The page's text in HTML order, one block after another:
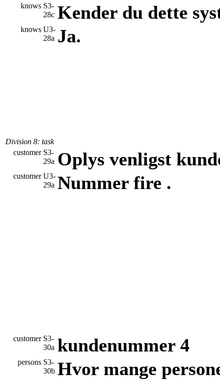
knows S3-
28c Kender du dette
knows U3-
28a Ja.
Division 8: task
customer S3-
29a Oplys venligst
customer U3-
29a Nummer fire .
customer S3-
30a kundenummer 4
persons S3-
30b Hvor mange